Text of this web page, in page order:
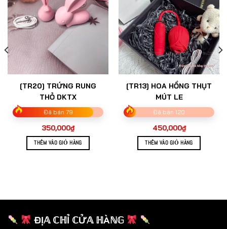
[TR20] TRỨNG RUNG
THỎ DKTX
Đã bán 79
350,000₫
THÊM VÀO GIỎ HÀNG
[TR13] HOA HỒNG THỤT
MÚT LE
Đã bán 120
450,000₫
THÊM VÀO GIỎ HÀNG
ĐỊ𝔸 ℂℍỈ ℂỬ𝔸 ℍÀℕ𝔾